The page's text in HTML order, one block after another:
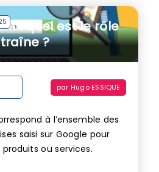
: quel est le rôle
?
par Hugo ESSIQUE
à l’ensemble des
saisi sur Google pour
ou services.